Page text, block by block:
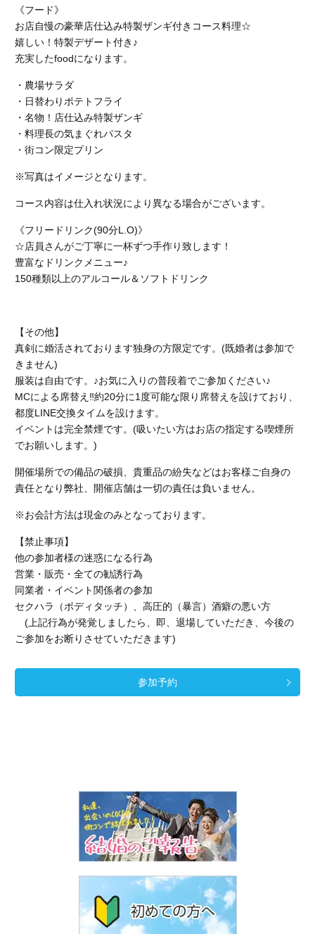
《フード》
お店自慢の豪華店仕込み特製ザンギ付きコース料理☆
嬉しい！特製デザート付き♪
充実したfoodになります。
・農場サラダ
・日替わりポテトフライ
・名物！店仕込み特製ザンギ
・料理長の気まぐれパスタ
・街コン限定プリン
※写真はイメージとなります。
コース内容は仕入れ状況により異なる場合がございます。
《フリードリンク(90分L.O)》
☆店員さんがご丁寧に一杯ずつ手作り致します！
豊富なドリンクメニュー♪
150種類以上のアルコール＆ソフトドリンク
【その他】
真剣に婚活されております独身の方限定です。(既婚者は参加で
きません)
服装は自由です。♪お気に入りの普段着でご参加ください♪
MCによる席替え‼︎約20分に1度可能な限り席替えを設けており、
都度LINE交換タイムを設けます。
イベントは完全禁煙です。(吸いたい方はお店の指定する喫煙所
でお願いします。)
開催場所での備品の破損、貴重品の紛失などはお客様ご自身の
責任となり弊社、開催店舗は一切の責任は負いません。
※お会計方法は現金のみとなっております。
【禁止事項】
他の参加者様の迷惑になる行為
営業・販売・全ての勧誘行為
同業者・イベント関係者の参加
セクハラ（ボディタッチ）、高圧的（暴言）酒癖の悪い方
(上記行為が発覚しましたら、即、退場していただき、今後の
ご参加をお断りさせていただきます)
参加予約